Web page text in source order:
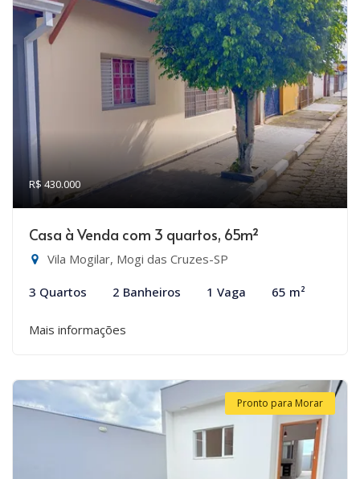
R$ 430.000
Casa à Venda com 3 quartos, 65m²
Vila Mogilar, Mogi das Cruzes-SP
3 Quartos 2 Banheiros 1 Vaga 65 m²
Mais informações
Pronto para Morar